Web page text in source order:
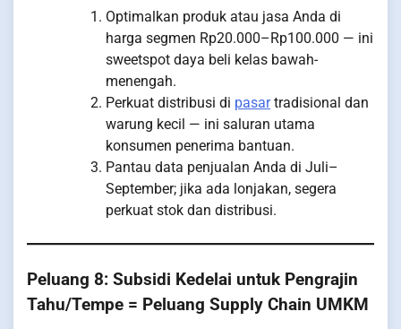
Optimalkan produk atau jasa Anda di
harga segmen Rp20.000–Rp100.000 — ini
sweetspot daya beli kelas bawah-
menengah.
Perkuat distribusi di pasartradisional dan
warung kecil — ini saluran utama
konsumen penerima bantuan.
Pantau data penjualan Anda di Juli–
September; jika ada lonjakan, segera
perkuat stok dan distribusi.
Peluang 8: Subsidi Kedelai untuk Pengrajin
Tahu/Tempe = Peluang Supply Chain UMKM